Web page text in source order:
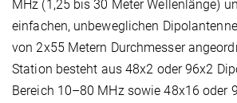
MHz (1,25 bis 30 Meter Wellenlänge)
einfachen, unbeweglichen
von 2x55 Metern Durchmesser
Station besteht aus 48x2 oder 96x2
Bereich 10–80 MHz sowie 48x16 oder